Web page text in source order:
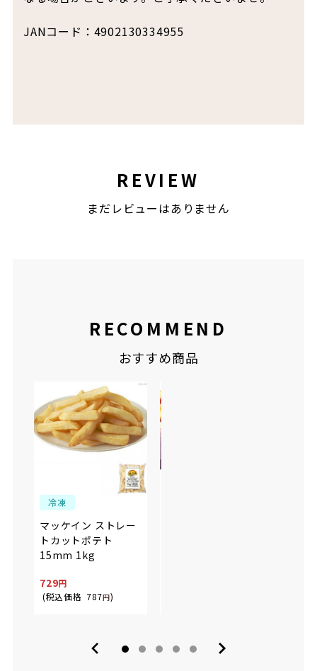
JANコード：4902130334955
REVIEW
まだレビューはありません
RECOMMEND
おすすめ商品
冷凍
マッケイン ストレー
トカットポテト
15mm 1kg
729
(税込価格 787円)